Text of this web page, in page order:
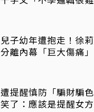
兒子幼年遭抱走！徐
分離內幕「巨大傷痛」
遭提醒慎防「騙財騙
笑了：應該是提醒女